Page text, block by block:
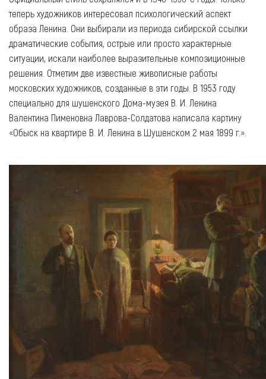
теперь художников интересовал психологический аспект
образа Ленина. Они выбирали из периода сибирской ссылки
драматические события, острые или просто характерные
ситуации, искали наиболее выразительные композиционные
решения. Отметим две известные живописные работы
московских художников, созданные в эти годы. В 1953 году
специально для шушенского Дома-музея В. И. Ленина
Валентина Пименовна Лаврова-Солдатова написала картину
«Обыск на квартире В. И. Ленина в Шушенском 2 мая 1899 г.».